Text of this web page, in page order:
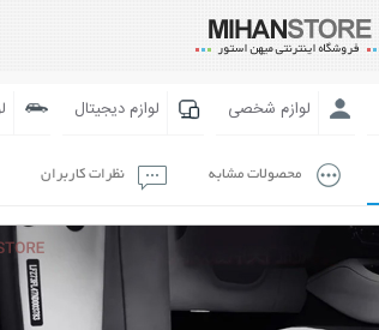
لوازم شخصی لوازم دیجیتال
محصولات مشابه نظرات کاربران